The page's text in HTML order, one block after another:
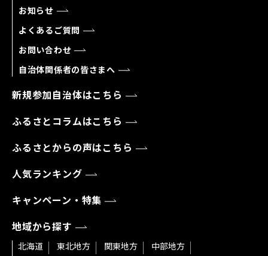
お知らせ
よくあるご質問
お問い合わせ
自治体関係者の皆さまへ
新規参加自治体はこちら
ふるさとコラムはこちら
ふるさとからの声はこちら
人気ランキング
キャンペーン・特集
地域から探す
北海道 東北地方 関東地方
中部地方